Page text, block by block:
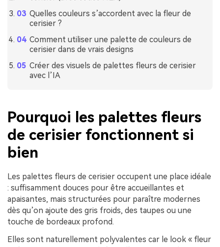
Quelles couleurs s’accordent avec la fleur de
cerisier ?
Comment utiliser une palette de couleurs de
cerisier dans de vrais designs
Créer des visuels de palettes fleurs de cerisier
avec l’IA
Pourquoi les palettes fleurs
de cerisier fonctionnent si
bien
Les palettes fleurs de cerisier occupent une place idéale
: suffisamment douces pour être accueillantes et
apaisantes, mais structurées pour paraître modernes
dès qu’on ajoute des gris froids, des taupes ou une
touche de bordeaux profond.
Elles sont naturellement polyvalentes car le look « fleur